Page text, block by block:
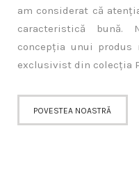
am considerat că
caracteristică
concepția unui produs
exclusivist din colecția
POVESTEA NOASTRĂ